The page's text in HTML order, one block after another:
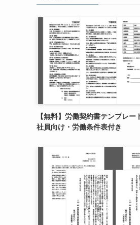
【無料】労働契約書テンプレ
社員向け・労働条件表付き